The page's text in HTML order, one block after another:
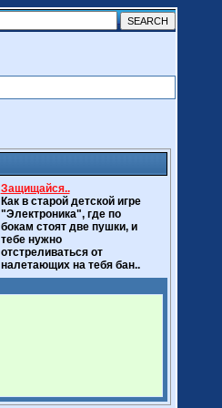
Защищайся..
Как в старой детской игре
"Электроника", где по
бокам стоят две пушки, и
тебе нужно
отстреливаться от
налетающих на тебя бан..